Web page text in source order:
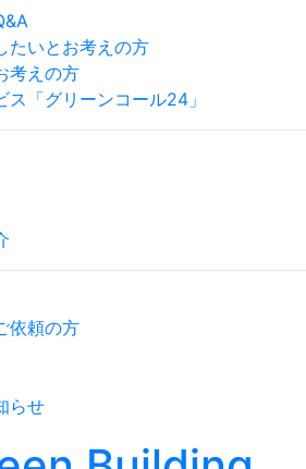
たいとお考えの方
考えの方
「グリーンコール24」
依頼の方
らせ